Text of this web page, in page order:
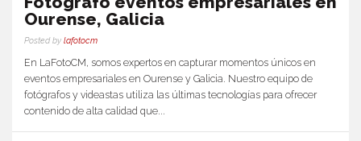
Ourense, Galicia
Posted by lafotocm
En LaFotoCM, somos expertos en capturar momentos únicos en
eventos empresariales en Ourense y Galicia. Nuestro equipo de
fotógrafos y videastas utiliza las últimas tecnologías para ofrecer
contenido de alta calidad que...